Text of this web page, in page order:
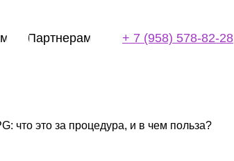
Партнерам + 7 (958) 578-82-28
что это за процедура, и в чем польза?